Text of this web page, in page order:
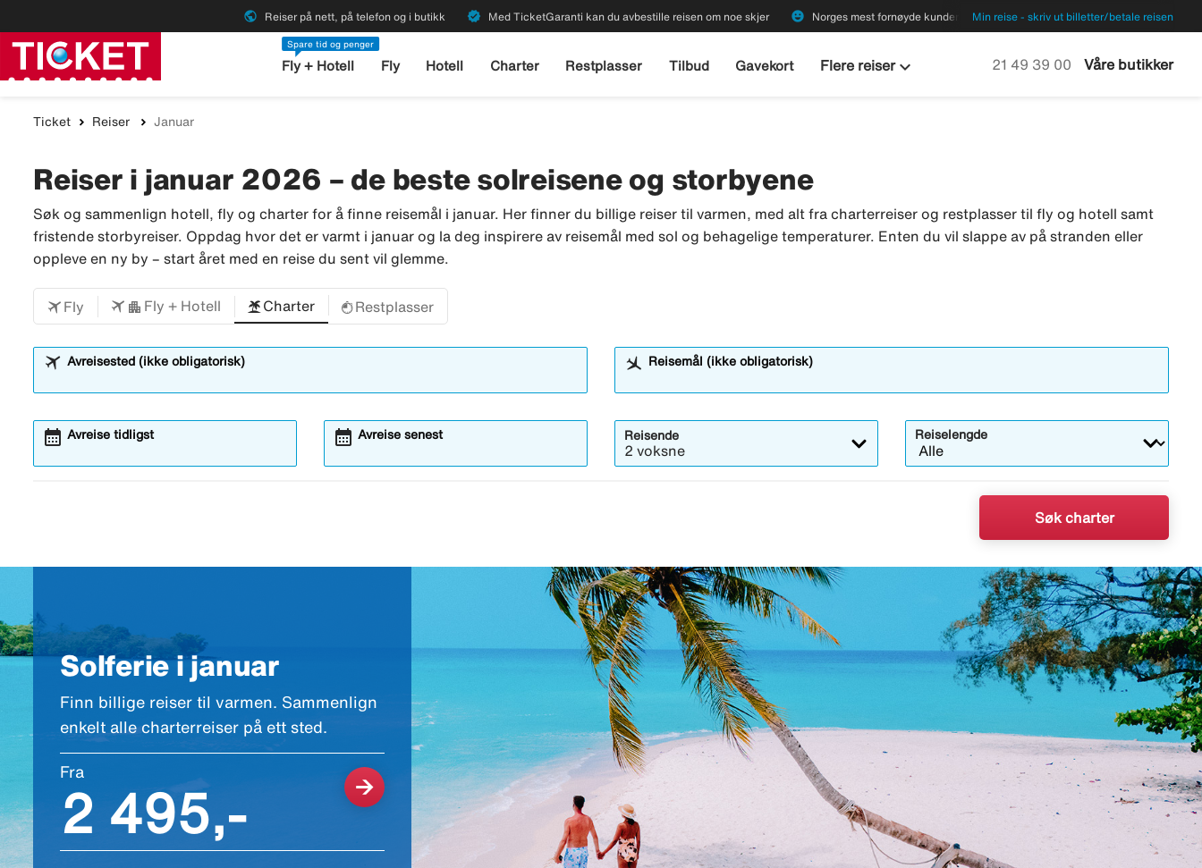
public Reiser på nett, på telefon og i butikk verified Med TicketGaranti kan du avbestille reisen om noe skjer emoji_emotions Norges mest fornøyde kunder Min reise - skriv ut billetter/betale reisen
Spare tid og penger
Fly + Hotell Fly Hotell Charter Restplasser Tilbud Gavekort Flere reiserkeyboard_arrow_down Ring oss på
21 49 39 00 Våre butikker
Ticket Reiser Januar
Reiser i januar 2026 – de beste solreisene og storbyene
Søk og sammenlign hotell, fly og charter for å finne reisemål i januar. Her finner du billige reiser til varmen, med alt fra charterreiser og restplasser til fly og hotell samt
fristende storbyreiser. Oppdag hvor det er varmt i januar og la deg inspirere av reisemål med sol og behagelige temperaturer. Enten du vil slappe av på stranden eller
oppleve en ny by – start året med en reise du sent vil glemme.
Fly Fly + Hotell Charter Restplasser
Avreisested (ikke obligatorisk) Reisemål (ikke obligatorisk)
Avreise tidligst
Åpner
calendar_month Avreise senest
Åpner
calendar_month Reisende
2 voksne
Reiselengde
Søk charter
Solferie i januar
Finn billige reiser til varmen. Sammenlign
enkelt alle charterreiser på ett sted.
Fra
2 495,-